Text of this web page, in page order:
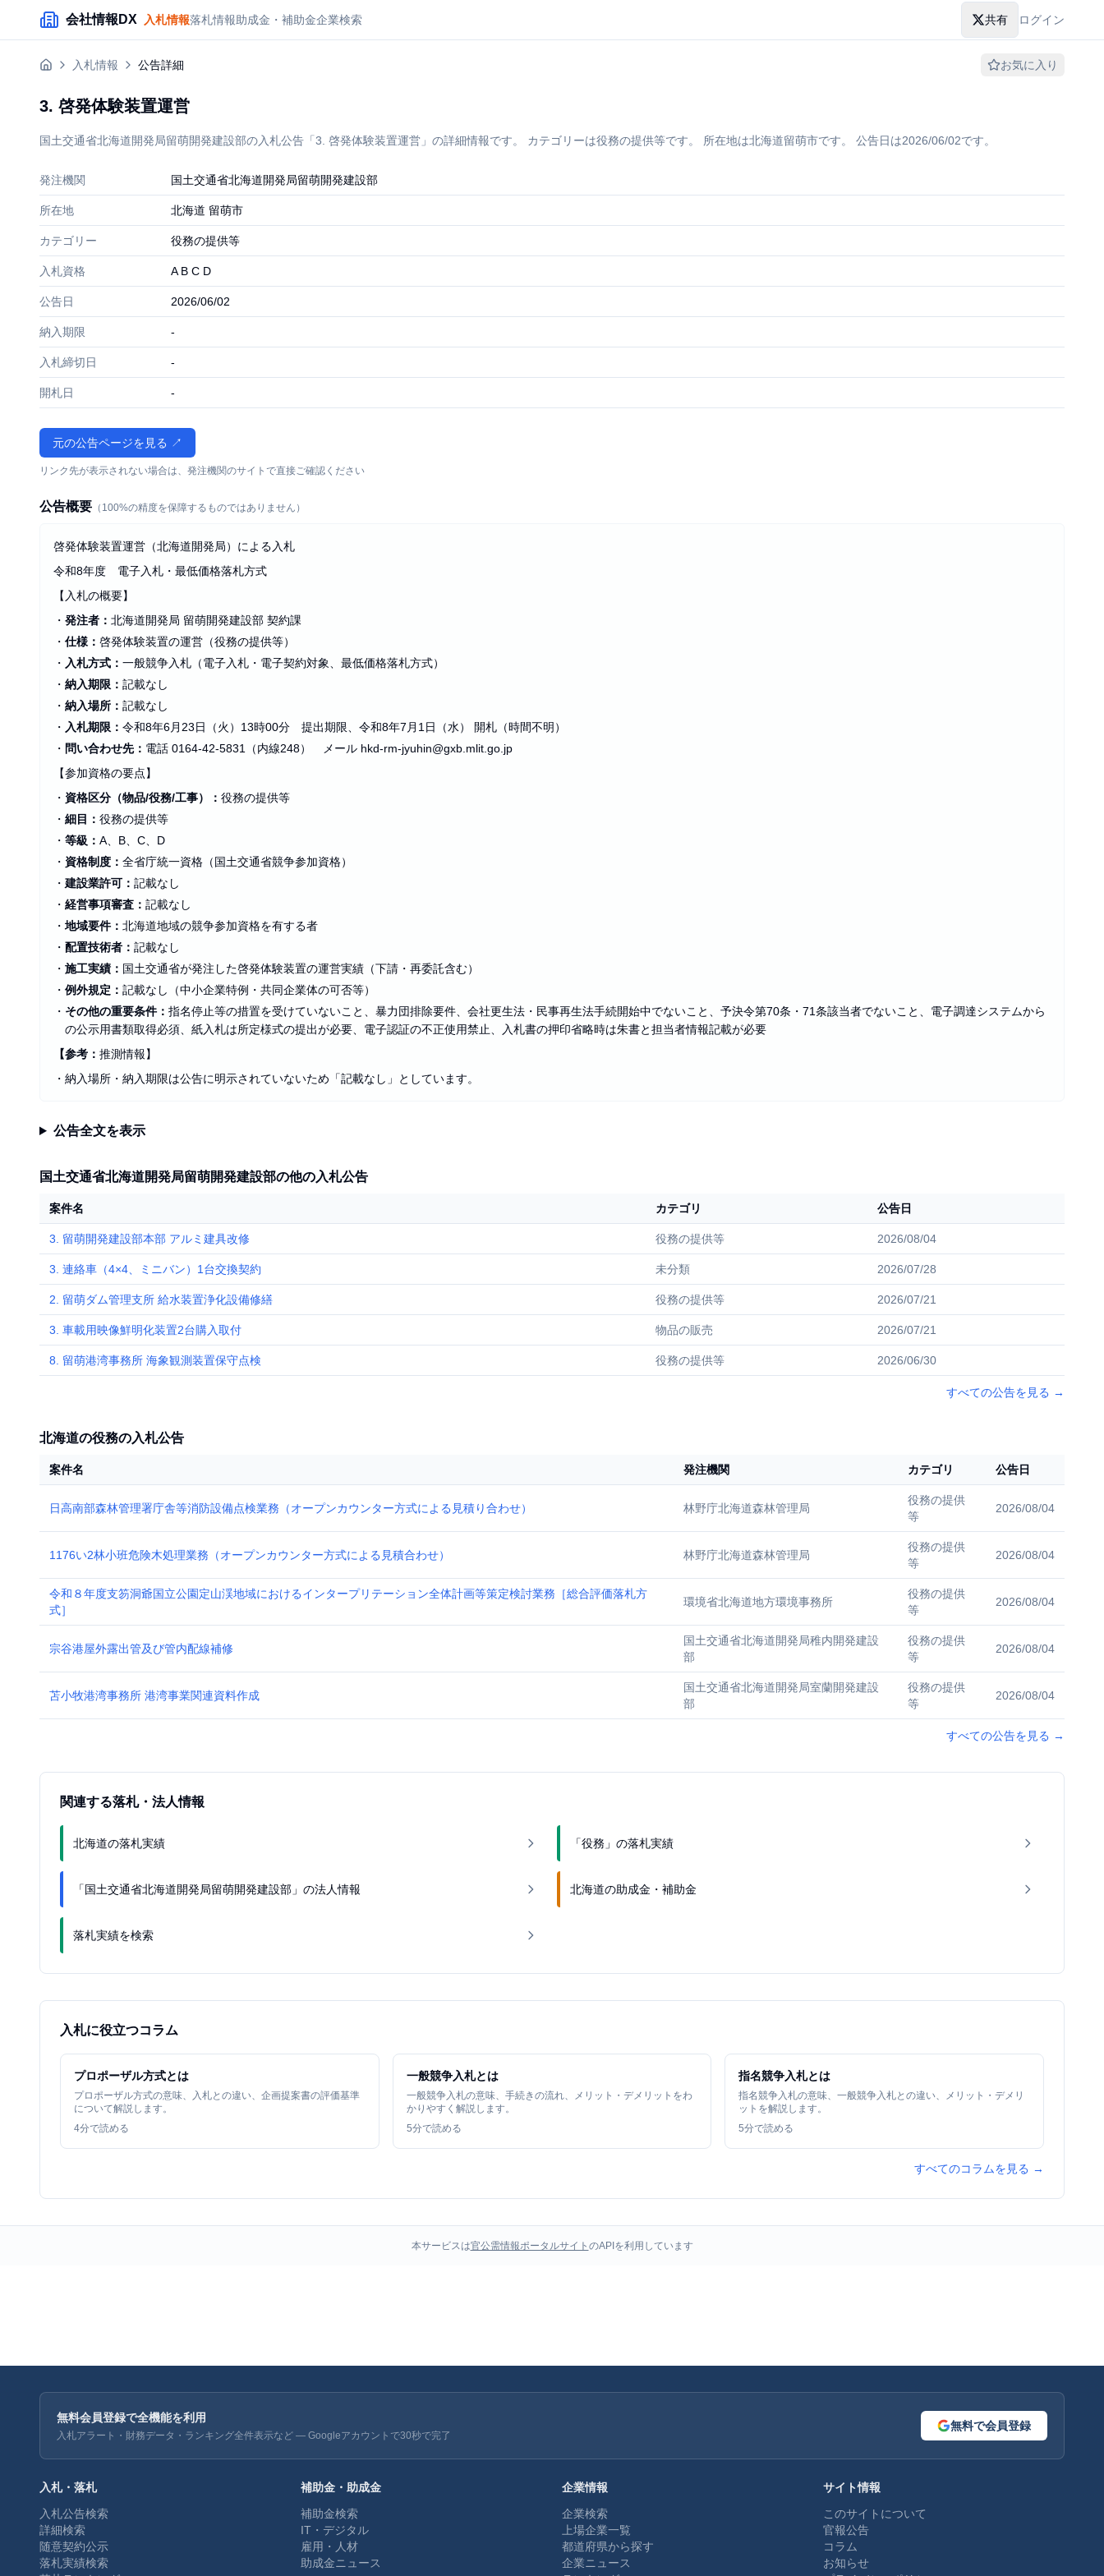
メインコンテンツにスキップ
会社情報DX 入札情報落札情報助成金・補助金企業検索 共有 ログイン
入札情報 公告詳細 お気に入り
3. 啓発体験装置運営
国土交通省北海道開発局留萌開発建設部の入札公告「3. 啓発体験装置運営」の詳細情報です。 カテゴリーは役務の提供等です。 所在地は北海道留萌市です。 公告日は2026/06/02です。
発注機関 国土交通省北海道開発局留萌開発建設部
所在地 北海道 留萌市
カテゴリー 役務の提供等
入札資格 A B C D
公告日 2026/06/02
納入期限 -
入札締切日 -
開札日 -
元の公告ページを見る ↗
リンク先が表示されない場合は、発注機関のサイトで直接ご確認ください
公告概要 （100%の精度を保障するものではありません）
啓発体験装置運営（北海道開発局）による入札
令和8年度 電子入札・最低価格落札方式
【入札の概要】
・ 発注者： 北海道開発局 留萌開発建設部 契約課
・ 仕様： 啓発体験装置の運営（役務の提供等）
・ 入札方式： 一般競争入札（電子入札・電子契約対象、最低価格落札方式）
・ 納入期限： 記載なし
・ 納入場所： 記載なし
・ 入札期限： 令和8年6月23日（火）13時00分 提出期限、令和8年7月1日（水） 開札（時間不明）
・ 問い合わせ先： 電話 0164‑42‑5831（内線248） メール hkd-rm-jyuhin@gxb.mlit.go.jp
【参加資格の要点】
・ 資格区分（物品/役務/工事）： 役務の提供等
・ 細目： 役務の提供等
・ 等級： A、B、C、D
・ 資格制度： 全省庁統一資格（国土交通省競争参加資格）
・ 建設業許可： 記載なし
・ 経営事項審査： 記載なし
・ 地域要件： 北海道地域の競争参加資格を有する者
・ 配置技術者： 記載なし
・ 施工実績： 国土交通省が発注した啓発体験装置の運営実績（下請・再委託含む）
・ 例外規定： 記載なし（中小企業特例・共同企業体の可否等）
・ その他の重要条件： 指名停止等の措置を受けていないこと、暴力団排除要件、会社更生法・民事再生法手続開始中でないこと、予決令第70条・71条該当者でないこと、電子調達システムから
の公示用書類取得必須、紙入札は所定様式の提出が必要、電子認証の不正使用禁止、入札書の押印省略時は朱書と担当者情報記載が必要
【参考： 推測情報】
・ 納入場所・納入期限は公告に明示されていないため「記載なし」としています。
公告全文を表示
国土交通省北海道開発局留萌開発建設部の他の入札公告
案件名 カテゴリ 公告日
3. 留萌開発建設部本部 アルミ建具改修 役務の提供等 2026/08/04
3. 連絡車（4×4、ミニバン）1台交換契約 未分類 2026/07/28
2. 留萌ダム管理支所 給水装置浄化設備修繕 役務の提供等 2026/07/21
3. 車載用映像鮮明化装置2台購入取付 物品の販売 2026/07/21
8. 留萌港湾事務所 海象観測装置保守点検 役務の提供等 2026/06/30
すべての公告を見る →
北海道の役務の入札公告
案件名 発注機関 カテゴリ 公告日
日高南部森林管理署庁舎等消防設備点検業務（オープンカウンター方式による見積り合わせ） 林野庁北海道森林管理局
役務の提供
等
2026/08/04
1176い2林小班危険木処理業務（オープンカウンター方式による見積合わせ） 林野庁北海道森林管理局
役務の提供
等
2026/08/04
令和８年度支笏洞爺国立公園定山渓地域におけるインタープリテーション全体計画等策定検討業務［総合評価落札方
式］
環境省北海道地方環境事務所
役務の提供
等
2026/08/04
宗谷港屋外露出管及び管内配線補修
国土交通省北海道開発局稚内開発建設
部
役務の提供
等
2026/08/04
苫小牧港湾事務所 港湾事業関連資料作成
国土交通省北海道開発局室蘭開発建設
部
役務の提供
等
2026/08/04
すべての公告を見る →
関連する落札・法人情報
北海道の落札実績 「役務」の落札実績
「国土交通省北海道開発局留萌開発建設部」の法人情報 北海道の助成金・補助金
落札実績を検索
入札に役立つコラム
プロポーザル方式とは
プロポーザル方式の意味、入札との違い、企画提案書の評価基準
について解説します。
4分で読める
一般競争入札とは
一般競争入札の意味、手続きの流れ、メリット・デメリットをわ
かりやすく解説します。
5分で読める
指名競争入札とは
指名競争入札の意味、一般競争入札との違い、メリット・デメリ
ットを解説します。
5分で読める
すべてのコラムを見る →
本サービスは官公需情報ポータルサイト のAPIを利用しています
無料会員登録で全機能を利用
入札アラート・財務データ・ランキング全件表示など — Googleアカウントで30秒で完了
無料で会員登録
入札・落札
入札公告検索
詳細検索
随意契約公示
落札実績検索
補助金・助成金
補助金検索
IT・デジタル
雇用・人材
助成金ニュース
企業情報
企業検索
上場企業一覧
都道府県から探す
企業ニュース
サイト情報
このサイトについて
官報公告
コラム
お知らせ